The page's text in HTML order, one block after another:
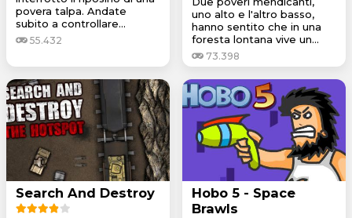
povera talpa. Andate
subito a controllare...
55.432
uno alto e l'altro basso,
hanno sentito che in una
foresta lontana vive un...
73.398
Search And Destroy
Hobo 5 - Space
Brawls